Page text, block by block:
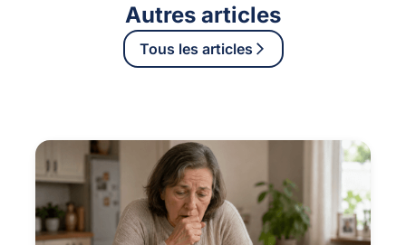
Autres articles
Tous les articles